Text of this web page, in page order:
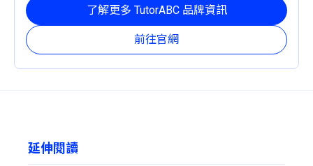
定且有效的成長路徑。
前往官網
了解更多 TutorABC 品牌資訊
延伸閱讀